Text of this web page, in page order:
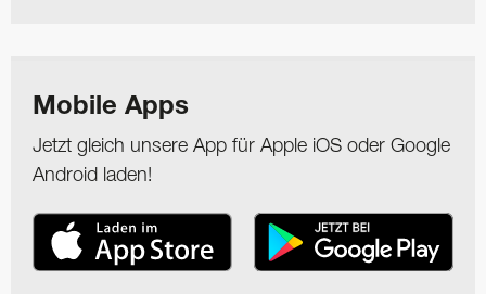
Mobile Apps
Jetzt gleich unsere App für Apple iOS oder Google
Android laden!